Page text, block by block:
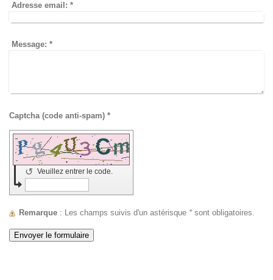
Adresse email: *
Message: *
Captcha (code anti-spam) *
Veuillez entrer le code.
↺
Remarque : Les champs suivis d'un astérisque *sont obligatoires.